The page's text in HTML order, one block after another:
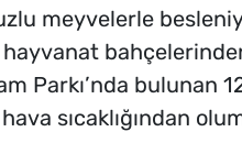
meyvelerle
hayvanat
Parkı’nda bulunan
sıcaklığından